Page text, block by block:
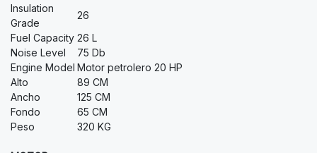
Insulation
Grade
26
Fuel Capacity 26 L
Noise Level
75 Db
Engine Model Motor petrolero 20 HP
Alto
89 CM
Ancho
125 CM
Fondo
65 CM
Peso
320 KG